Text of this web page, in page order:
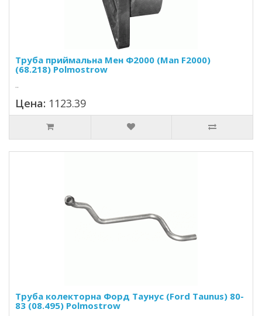
Труба приймальна Мен Ф2000 (Man F2000)
(68.218) Polmostrow
..
Цена: 1123.39
Труба колекторна Форд Таунус (Ford Taunus) 80-
83 (08.495) Polmostrow